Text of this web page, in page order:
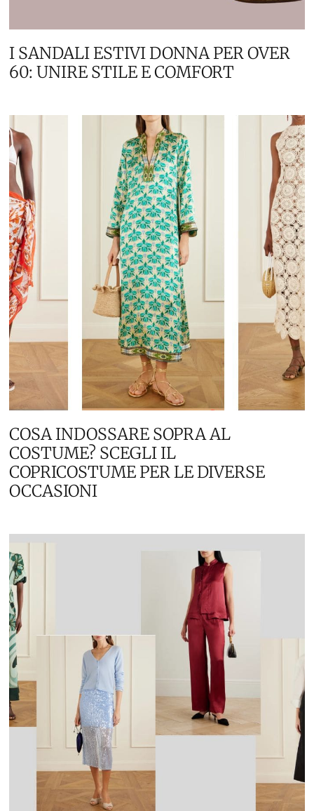
I SANDALI ESTIVI DONNA PER OVER
60: UNIRE STILE E COMFORT
COSA INDOSSARE SOPRA AL
COSTUME? SCEGLI IL
COPRICOSTUME PER LE DIVERSE
OCCASIONI